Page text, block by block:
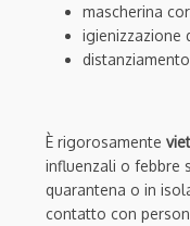
mascherina
igienizzazione
distanziamento
È rigorosamente
influenzali o febbre
quarantena o in
contatto con